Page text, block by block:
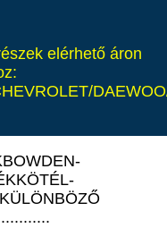
elérhető áron